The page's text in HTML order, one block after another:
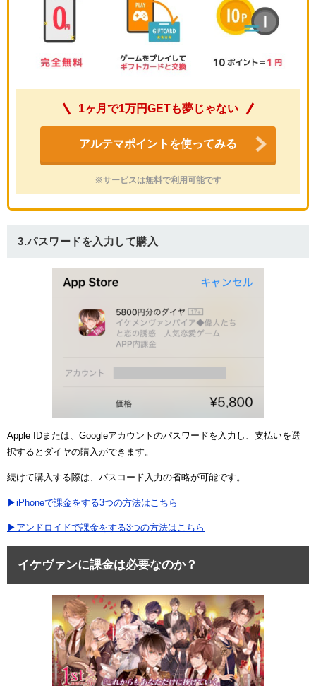
1ヶ月で1万円GETも夢じゃない
アルテマポイントを使ってみる
※サービスは無料で利用可能です
3.パスワードを入力して購入
Apple IDまたは、Googleアカウントのパスワードを入力し、支払いを選
択するとダイヤの購入ができます。
続けて購入する際は、パスコード入力の省略が可能です。
▶iPhoneで課金をする3つの方法はこちら
▶アンドロイドで課金をする3つの方法はこちら
イケヴァンに課金は必要なのか？